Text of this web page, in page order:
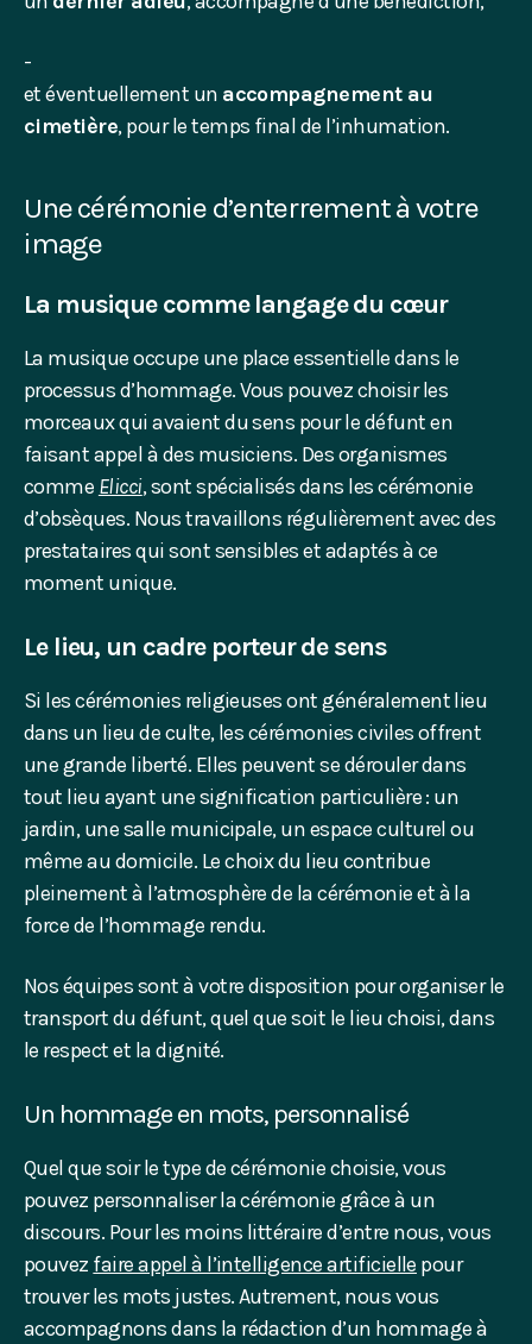
et éventuellement un accompagnement au
cimetière, pour le temps final de l’inhumation.
Une cérémonie d’enterrement à votre
image
La musique comme langage du cœur
La musique occupe une place essentielle dans le
processus d’hommage. Vous pouvez choisir les
morceaux qui avaient du sens pour le défunt en
faisant appel à des musiciens. Des organismes
comme Elicci, sont spécialisés dans les cérémonie
d’obsèques. Nous travaillons régulièrement avec des
prestataires qui sont sensibles et adaptés à ce
moment unique.
Le lieu, un cadre porteur de sens
Si les cérémonies religieuses ont généralement lieu
dans un lieu de culte, les cérémonies civiles offrent
une grande liberté. Elles peuvent se dérouler dans
tout lieu ayant une signification particulière : un
jardin, une salle municipale, un espace culturel ou
même au domicile. Le choix du lieu contribue
pleinement à l’atmosphère de la cérémonie et à la
force de l’hommage rendu.
Nos équipes sont à votre disposition pour organiser le
transport du défunt, quel que soit le lieu choisi, dans
le respect et la dignité.
Un hommage en mots, personnalisé
Quel que soir le type de cérémonie choisie, vous
pouvez personnaliser la cérémonie grâce à un
discours. Pour les moins littéraire d’entre nous, vous
pouvez faire appel à l’intelligence artificielle pour
trouver les mots justes. Autrement, nous vous
accompagnons dans la rédaction d’un hommage à